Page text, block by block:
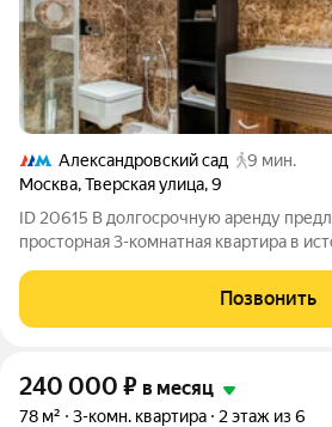
Александровский сад
9 мин.
Москва,Тверская улица,9
ID 20615 В долгосрочную аренду
просторная 3-комнатная квартира в
расположена на 6 этаже. Выполнен
использованием только
Позвонить
240 000 ₽ в месяц
78 м² 3-комн. квартира 2 этаж из 6